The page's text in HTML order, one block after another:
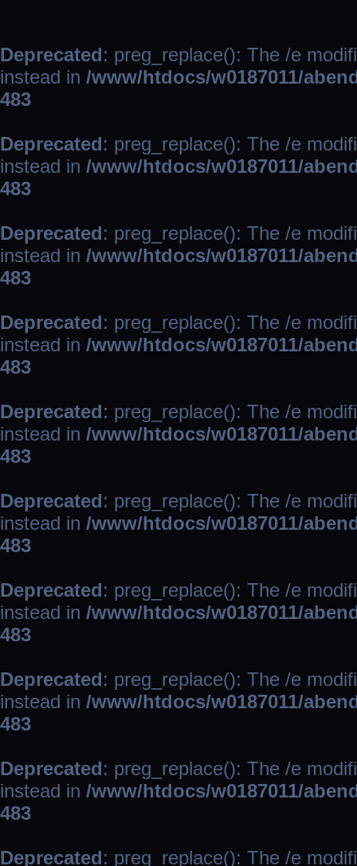
Deprecated: preg_replace(): The /e
instead in /www/htdocs/w0187011/
483
Deprecated: preg_replace(): The /e
instead in /www/htdocs/w0187011/
483
Deprecated: preg_replace(): The /e
instead in /www/htdocs/w0187011/
483
Deprecated: preg_replace(): The /e
instead in /www/htdocs/w0187011/
483
Deprecated: preg_replace(): The /e
instead in /www/htdocs/w0187011/
483
Deprecated: preg_replace(): The /e
instead in /www/htdocs/w0187011/
483
Deprecated: preg_replace(): The /e
instead in /www/htdocs/w0187011/
483
Deprecated: preg_replace(): The /e
instead in /www/htdocs/w0187011/
483
Deprecated: preg_replace(): The /e
instead in /www/htdocs/w0187011/
483
Deprecated: preg_replace(): The /e